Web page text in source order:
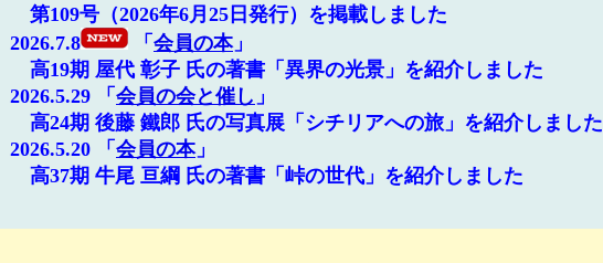
第109号（2026年6月25日発行）を掲載しました
2026.7.8
「 会員の本」
高19期 屋代 彰子 氏の著書「異界の光景」を紹介しました
2026.5.29 「 会員の会と催し 」
高24期 後藤 鐵郎 氏の写真展「シチリアへの旅」を紹介しました
2026.5.20 「 会員の本」
高37期 牛尾 亘綱 氏の著書「峠の世代」を紹介しました